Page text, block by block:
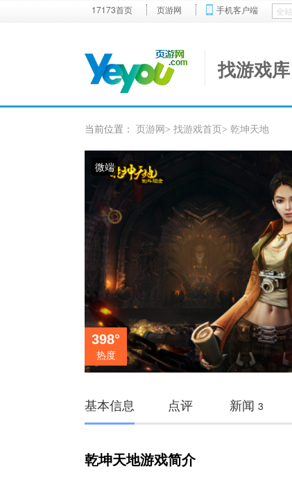
17173首页 页游网 手机客户端
找游戏库
当前位置： 页游网> 找游戏首页> 乾坤天地
微端
398°
热度
基本信息 点评 新闻 3
乾坤天地游戏简介